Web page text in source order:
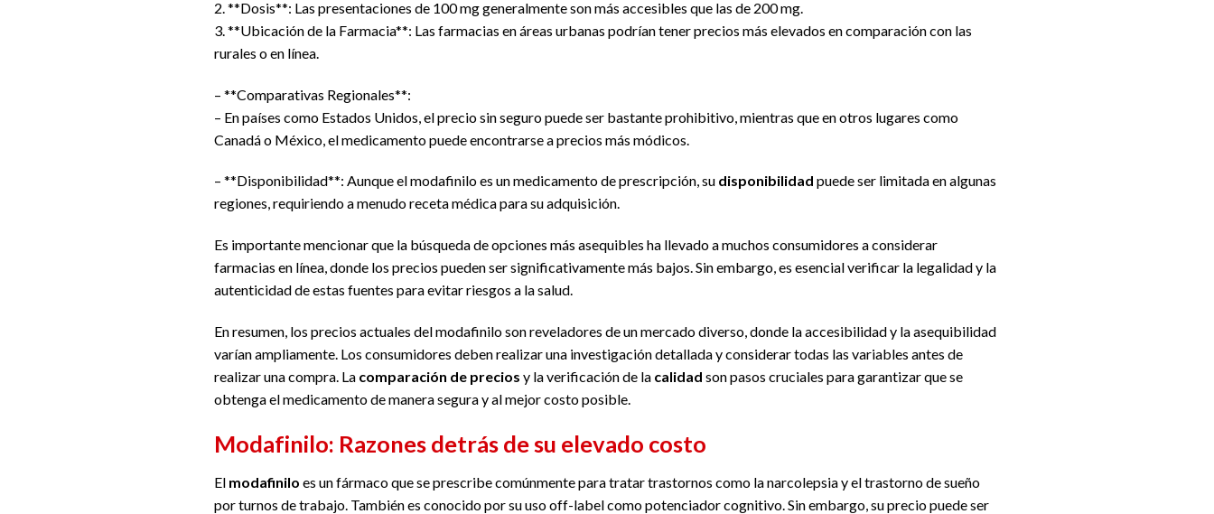
2. **Dosis**: Las presentaciones de 100 mg generalmente son más accesibles que las de 200 mg.
3. **Ubicación de la Farmacia**: Las farmacias en áreas urbanas podrían tener precios más elevados en comparación con las
rurales o en línea.
– **Comparativas Regionales**:
– En países como Estados Unidos, el precio sin seguro puede ser bastante prohibitivo, mientras que en otros lugares como
Canadá o México, el medicamento puede encontrarse a precios más módicos.
– **Disponibilidad**: Aunque el modafinilo es un medicamento de prescripción, su disponibilidad puede ser limitada en algunas
regiones, requiriendo a menudo receta médica para su adquisición.
Es importante mencionar que la búsqueda de opciones más asequibles ha llevado a muchos consumidores a considerar
farmacias en línea, donde los precios pueden ser significativamente más bajos. Sin embargo, es esencial verificar la legalidad y la
autenticidad de estas fuentes para evitar riesgos a la salud.
En resumen, los precios actuales del modafinilo son reveladores de un mercado diverso, donde la accesibilidad y la asequibilidad
varían ampliamente. Los consumidores deben realizar una investigación detallada y considerar todas las variables antes de
realizar una compra. La comparación de precios y la verificación de la calidad son pasos cruciales para garantizar que se
obtenga el medicamento de manera segura y al mejor costo posible.
Modafinilo: Razones detrás de su elevado costo
El modafinilo es un fármaco que se prescribe comúnmente para tratar trastornos como la narcolepsia y el trastorno de sueño
por turnos de trabajo. También es conocido por su uso off-label como potenciador cognitivo. Sin embargo, su precio puede ser